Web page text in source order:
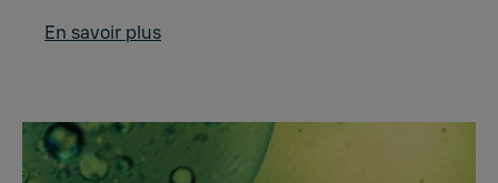
En savoir plus